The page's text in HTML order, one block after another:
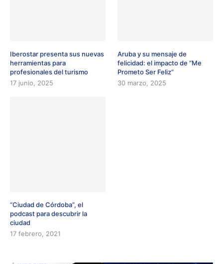
Iberostar presenta sus nuevas
herramientas para
profesionales del turismo
17 junio, 2025
Aruba y su mensaje de
felicidad: el impacto de “Me
Prometo Ser Feliz”
30 marzo, 2025
“Ciudad de Córdoba”, el
podcast para descubrir la
ciudad
17 febrero, 2021